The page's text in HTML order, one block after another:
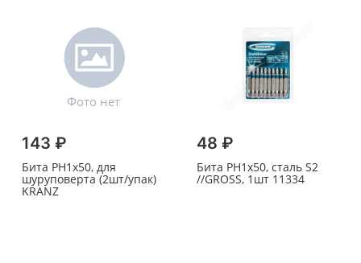
143 ₽
Бита PH1х50, для
шуруповерта (2шт/упак)
KRANZ
48 ₽
Бита PH1х50, сталь S2
//GROSS, 1шт 11334